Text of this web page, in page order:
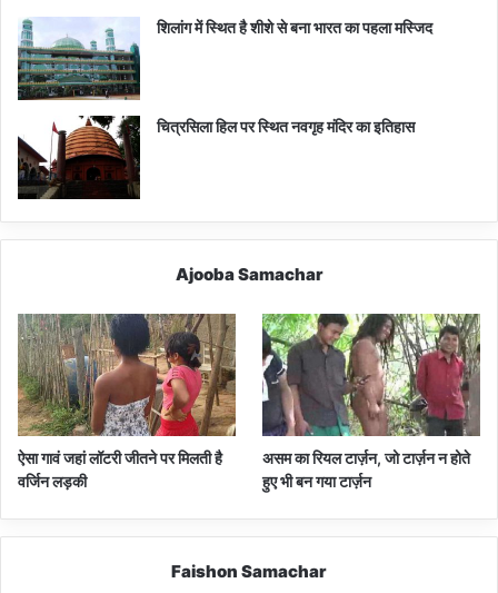
शिलांग में स्थित है शीशे से बना भारत का पहला मस्जिद
चित्रसिला हिल पर स्थित नवगृह मंदिर का इतिहास
Ajooba Samachar
ऐसा गावं जहां लॉटरी जीतने पर मिलती है
वर्जिन लड़की
असम का रियल टार्ज़न, जो टार्ज़न न होते
हुए भी बन गया टार्ज़न
Faishon Samachar